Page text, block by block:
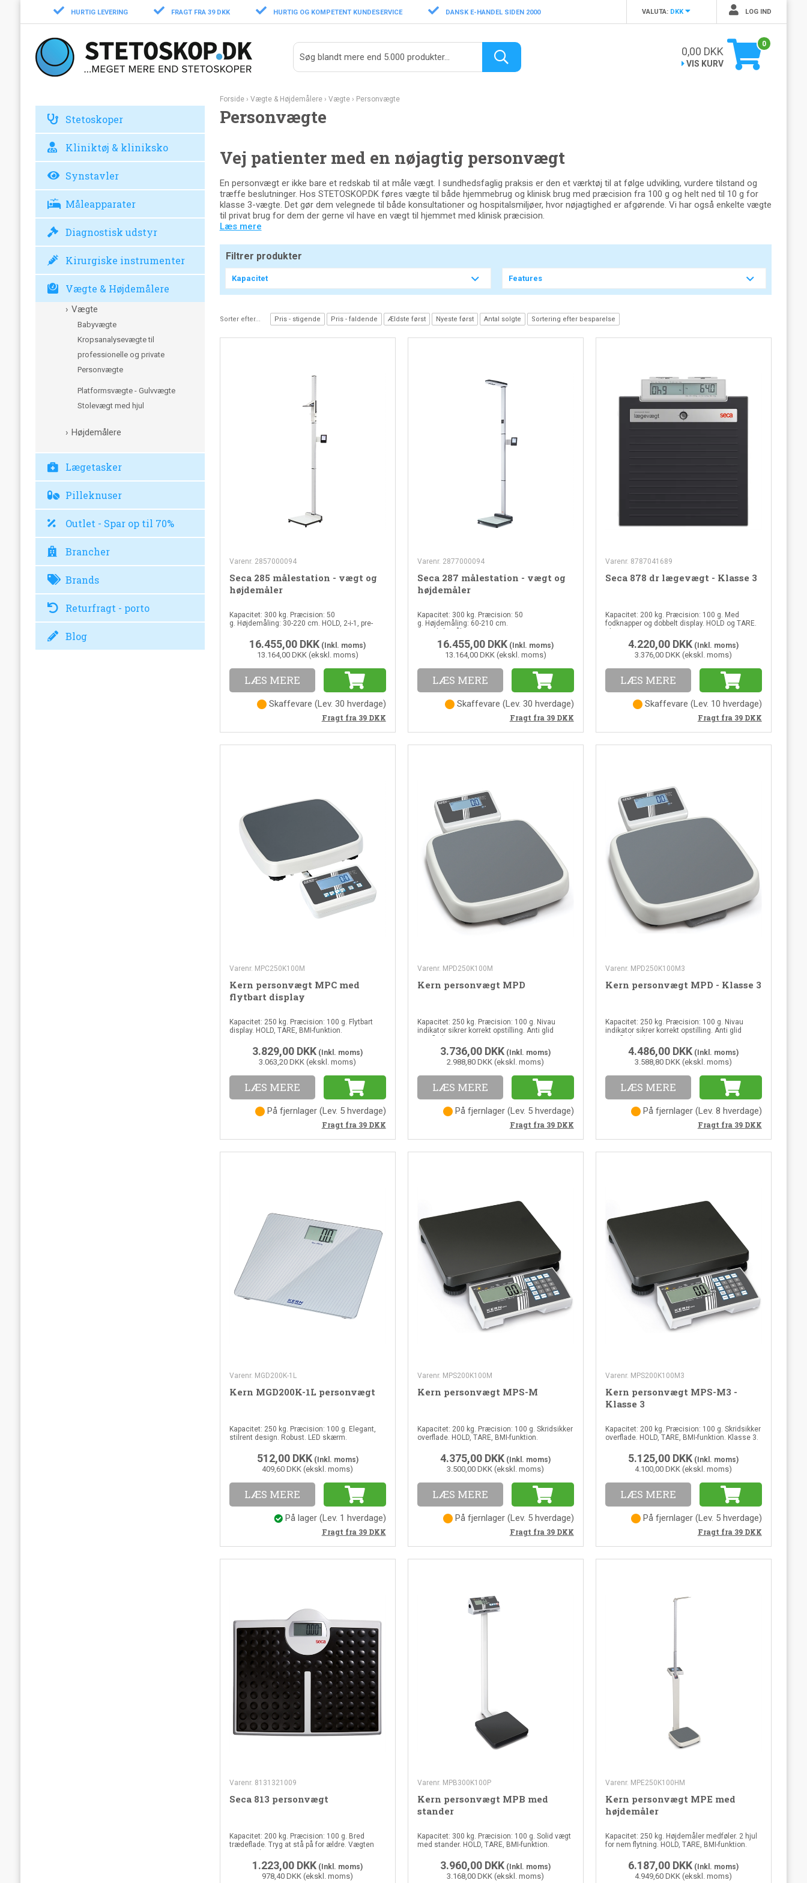
HURTIG LEVERING FRAGT FRA 39 DKK HURTIG OG KOMPETENT KUNDESERVICE DANSK E-HANDEL SIDEN 2000 LOG IND
VALUTA: DKK
0
0,00 DKK
VIS KURV
Stetoskoper
Kliniktøj & kliniksko
Synstavler
Måleapparater
Diagnostisk udstyr
Kirurgiske instrumenter
Vægte & Højdemålere
Vægte
Babyvægte
Kropsanalysevægte til
professionelle og private
Personvægte
Platformsvægte - Gulvvægte
Stolevægt med hjul
Højdemålere
Lægetasker
Pilleknuser
Outlet - Spar op til 70%
Brancher
Brands
Returfragt - porto
Blog
Forside› Vægte & Højdemålere› Vægte› Personvægte
Personvægte
Vej patienter med en nøjagtig personvægt
En personvægt er ikke bare et redskab til at måle vægt. I sundhedsfaglig praksis er den et værktøj til at følge udvikling, vurdere tilstand og
træffe beslutninger. Hos STETOSKOP.DK føres vægte til både hjemmebrug og klinisk brug med præcision fra 100 g og helt ned til 10 g for
klasse 3-vægte. Det gør dem velegnede til både konsultationer og hospitalsmiljøer, hvor nøjagtighed er afgørende. Vi har også enkelte vægte
til privat brug for dem der gerne vil have en vægt til hjemmet med klinisk præcision.
Læs mere
Filtrer produkter
Kapacitet Features
Sorter efter... Pris - stigende Pris - faldende Ældste først Nyeste først Antal solgte Sortering efter besparelse
Varenr. 2857000094
Seca 285 målestation - vægt og
højdemåler
Kapacitet: 300 kg. Præcision: 50
g. Højdemåling: 30-220 cm. HOLD, 2-i-1, pre-
16.455,00 DKK (Inkl. moms)
13.164,00 DKK (ekskl. moms)
LÆS MERE
Skaffevare (Lev. 30 hverdage)
Fragt fra 39 DKK
Varenr. 2877000094
Seca 287 målestation - vægt og
højdemåler
Kapacitet: 300 kg. Præcision: 50
g. Højdemåling: 60-210 cm.
Kontaktfrimåling. HOLD, 2-i-1, pre-TARE, BMI,
16.455,00 DKK (Inkl. moms)
13.164,00 DKK (ekskl. moms)
LÆS MERE
Skaffevare (Lev. 30 hverdage)
Fragt fra 39 DKK
Varenr. 8787041689
Seca 878 dr lægevægt - Klasse 3
Kapacitet: 200 kg. Præcision: 100 g. Med
fodknapper og dobbelt display. HOLD og TARE.
Klasse 3.
4.220,00 DKK (Inkl. moms)
3.376,00 DKK (ekskl. moms)
LÆS MERE
Skaffevare (Lev. 10 hverdage)
Fragt fra 39 DKK
Varenr. MPC250K100M
Kern personvægt MPC med
flytbart display
Kapacitet: 250 kg. Præcision: 100 g. Flytbart
display. HOLD, TARE, BMI-funktion.
3.829,00 DKK (Inkl. moms)
3.063,20 DKK (ekskl. moms)
LÆS MERE
På fjernlager (Lev. 5 hverdage)
Fragt fra 39 DKK
Varenr. MPD250K100M
Kern personvægt MPD
Kapacitet: 250 kg. Præcision: 100 g. Nivau
indikator sikrer korrekt opstilling. Anti glid
overflade.
3.736,00 DKK (Inkl. moms)
2.988,80 DKK (ekskl. moms)
LÆS MERE
På fjernlager (Lev. 5 hverdage)
Fragt fra 39 DKK
Varenr. MPD250K100M3
Kern personvægt MPD - Klasse 3
Kapacitet: 250 kg. Præcision: 100 g. Nivau
indikator sikrer korrekt opstilling. Anti glid
overflade. Klasse 3.
4.486,00 DKK (Inkl. moms)
3.588,80 DKK (ekskl. moms)
LÆS MERE
På fjernlager (Lev. 8 hverdage)
Fragt fra 39 DKK
Varenr. MGD200K-1L
Kern MGD200K-1L personvægt
Kapacitet: 250 kg. Præcision: 100 g. Elegant,
stilrent design. Robust. LED skærm.
512,00 DKK(Inkl. moms)
409,60 DKK (ekskl. moms)
LÆS MERE
På lager (Lev. 1 hverdage)
Fragt fra 39 DKK
Varenr. MPS200K100M
Kern personvægt MPS-M
Kapacitet: 200 kg. Præcision: 100 g. Skridsikker
overflade. HOLD, TARE, BMI-funktion.
4.375,00 DKK (Inkl. moms)
3.500,00 DKK (ekskl. moms)
LÆS MERE
På fjernlager (Lev. 5 hverdage)
Fragt fra 39 DKK
Varenr. MPS200K100M3
Kern personvægt MPS-M3 -
Klasse 3
Kapacitet: 200 kg. Præcision: 100 g. Skridsikker
overflade. HOLD, TARE, BMI-funktion. Klasse 3.
5.125,00 DKK (Inkl. moms)
4.100,00 DKK (ekskl. moms)
LÆS MERE
På fjernlager (Lev. 5 hverdage)
Fragt fra 39 DKK
Varenr. 8131321009
Seca 813 personvægt
Kapacitet: 200 kg. Præcision: 100 g. Bred
trædeflade. Tryg at stå på for ældre. Vægten
vejer 2,9 kg
1.223,00 DKK (Inkl. moms)
978,40 DKK (ekskl. moms)
Varenr. MPB300K100P
Kern personvægt MPB med
stander
Kapacitet: 300 kg. Præcision: 100 g. Solid vægt
med stander. HOLD, TARE, BMI-funktion.
3.960,00 DKK (Inkl. moms)
3.168,00 DKK (ekskl. moms)
Varenr. MPE250K100HM
Kern personvægt MPE med
højdemåler
Kapacitet: 250 kg. Højdemåler medføler. 2 hjul
for nem flytning. HOLD, TARE, BMI-funktion.
6.187,00 DKK (Inkl. moms)
4.949,60 DKK (ekskl. moms)